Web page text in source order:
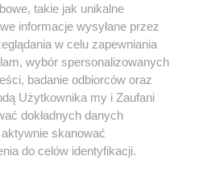
Informacja o Nadawcy
takie jak unikalne
informacje wysyłane przez
w celu zapewniania
wybór spersonalizowanych
badanie odbiorców oraz
Użytkownika my i Zaufani
dokładnych danych
skanować
do celów identyfikacji.